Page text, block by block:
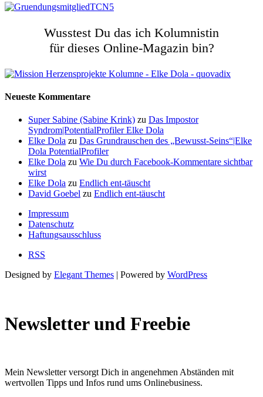
Wusstest Du das ich Kolumnistin
für dieses Online-Magazin bin?
Neueste Kommentare
Super Sabine (Sabine Krink) zu Das Impostor
Syndrom|PotentialProfiler Elke Dola
Elke Dola zu Das Grundrauschen des „Bewusst-Seins“|Elke
Dola PotentialProfiler
Elke Dola zu Wie Du durch Facebook-Kommentare sichtbar
wirst
Elke Dola zu Endlich ent-täuscht
David Goebel zu Endlich ent-täuscht
Impressum
Datenschutz
Haftungsausschluss
RSS
Designed by Elegant Themes | Powered by WordPress
Newsletter und Freebie
Mein Newsletter versorgt Dich in angenehmen Abständen mit
wertvollen Tipps und Infos rund ums Onlinebusiness.